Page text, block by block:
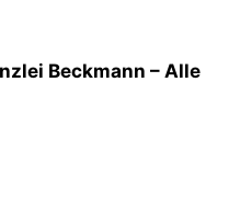
Beckmann – Alle